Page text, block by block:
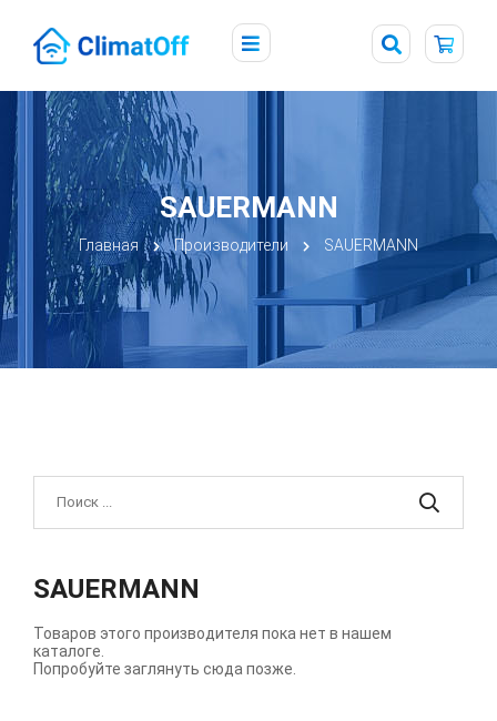
SAUERMANN
Главная Производители SAUERMANN
SAUERMANN
Товаров этого производителя пока нет в нашем
каталоге.
Попробуйте заглянуть сюда позже.